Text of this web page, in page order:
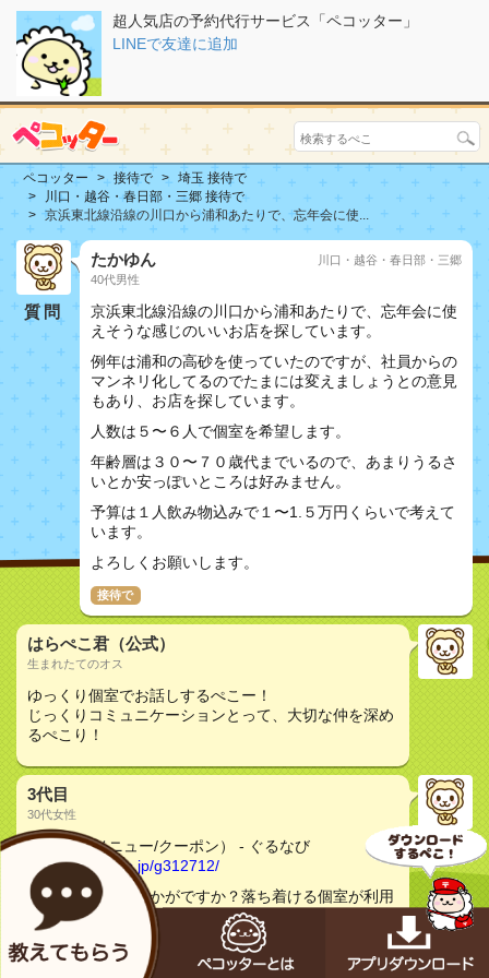
超人気店の予約代行サービス「ペコッター」
LINEで友達に追加
ペコッター 接待で
埼玉 接待で
川口・越谷・春日部・三郷 接待で
京浜東北線沿線の川口から浦和あたりで、忘年会に使...
質問
たかゆん
40代男性
川口・越谷・春日部・三郷
京浜東北線沿線の川口から浦和あたりで、忘年会に使
えそうな感じのいいお店を探しています。
例年は浦和の高砂を使っていたのですが、社員からの
マンネリ化してるのでたまには変えましょうとの意見
もあり、お店を探しています。
人数は５〜６人で個室を希望します。
年齢層は３０〜７０歳代までいるので、あまりうるさ
いとか安っぽいところは好みません。
予算は１人飲み物込みで１〜1.５万円くらいで考えて
います。
よろしくお願いします。
接待で
はらぺこ君（公式）
生まれたてのオス
ゆっくり個室でお話しするぺこー！
じっくりコミュニケーションとって、大切な仲を深め
るぺこり！
3代目
30代女性
魚菜 基（メニュー/クーポン） - ぐるなび
http://r.gnavi.co.jp/g312712/
こちらの和食はいかがですか？落ち着ける個室が利用
できますよ。コース料理が幅広くご予算によって選べ
ますよ。